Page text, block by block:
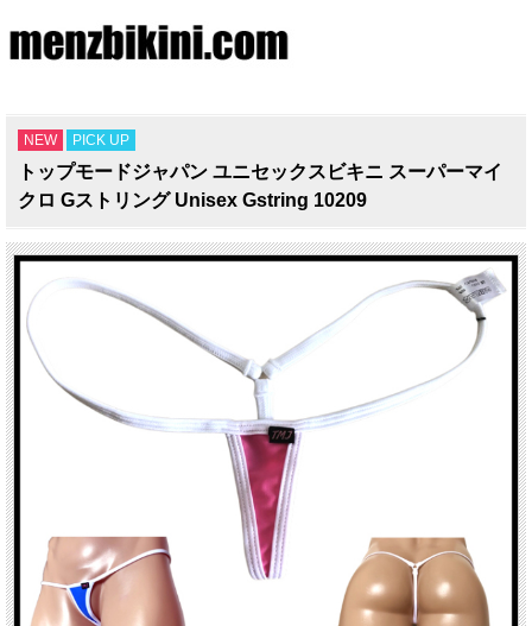
NEW PICK UP
トップモードジャパン ユニセックスビキニ スーパーマイ
クロ Gストリング Unisex Gstring 10209